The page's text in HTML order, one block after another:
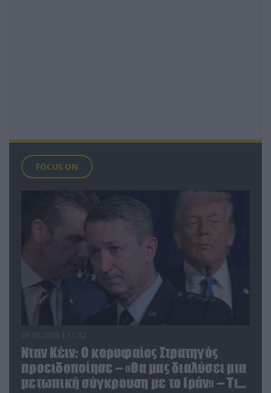
FOCUS ON
Νταν Κέιν: Ο κορυφαίος Στρατηγός
προειδοποίησε – «Θα μας διαλύσει μια
μετωπική σύγκρουση με το Ιράν» – Τι